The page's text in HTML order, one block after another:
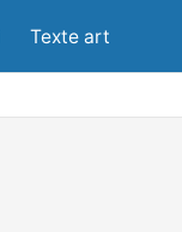
Texte art